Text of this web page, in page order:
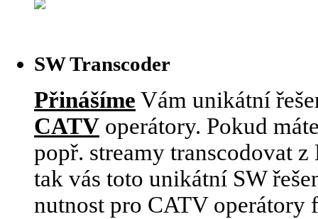
SW Transcoder
Přinášíme Vám unikátní
CATV operátory. Pokud
popř. streamy transcodovat
tak vás toto unikátní SW
nutnost pro CATV operátory